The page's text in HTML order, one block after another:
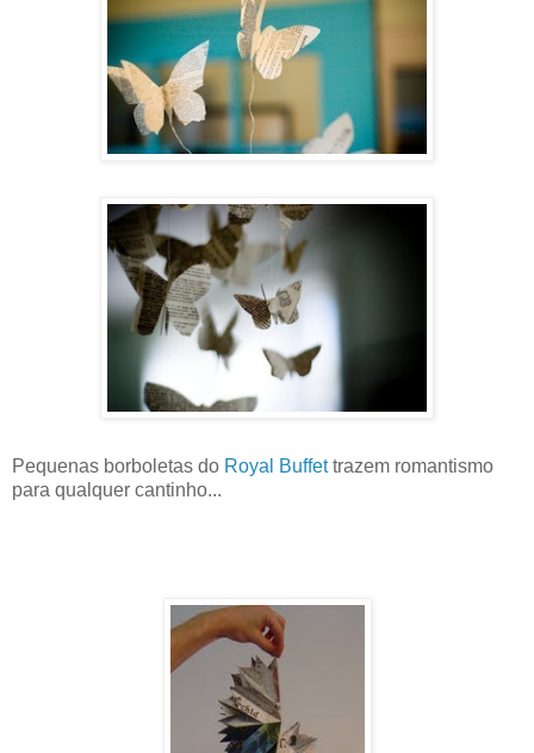
Pequenas borboletas do Royal Buffettrazem romantismo
para qualquer cantinho...